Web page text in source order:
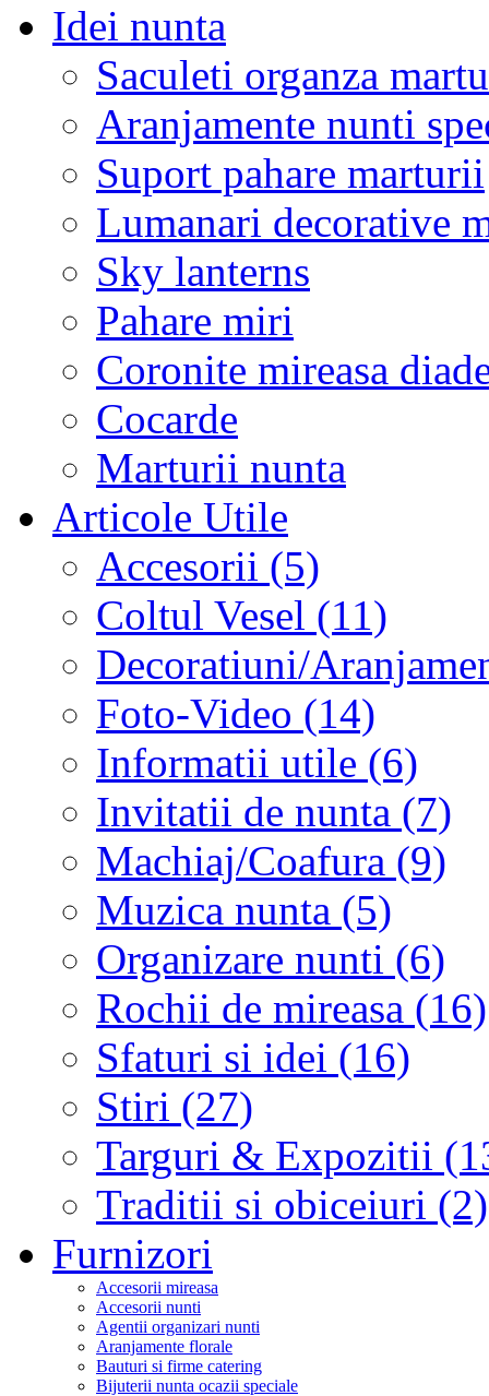
Idei nunta
Saculeti organza
Aranjamente nunti
Suport pahare marturii
Lumanari decorative
Sky lanterns
Pahare miri
Coronite mireasa
Cocarde
Marturii nunta
Articole Utile
Accesorii (5)
Coltul Vesel (11)
Decoratiuni/
Foto-Video (14)
Informatii utile (6)
Invitatii de nunta (7)
Machiaj/Coafura (9)
Muzica nunta (5)
Organizare nunti (6)
Rochii de mireasa (16)
Sfaturi si idei (16)
Stiri (27)
Targuri & Expozitii
Traditii si obiceiuri (2)
Furnizori
Accesorii mireasa
Accesorii nunti
Agentii organizari nunti
Aranjamente florale
Bauturi si firme catering
Bijuterii nunta ocazii speciale